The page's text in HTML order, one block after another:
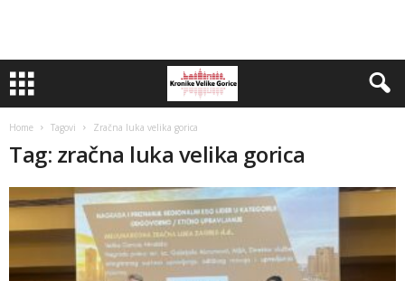
Home Tagovi Zračna luka velika gorica
Tag: zračna luka velika gorica